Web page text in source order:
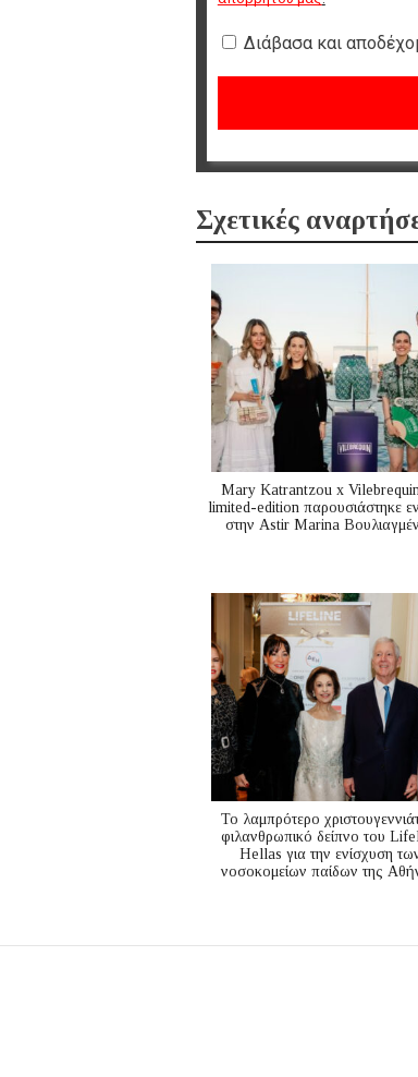
Διάβασα και
Σχετικές
Mary Katrantzou x
limited-edition παρουσιάστηκε
στην Astir Marina
Το λαμπρότερο
φιλανθρωπικό δείπνο του
Hellas για την ενίσχυση
νοσοκομείων παίδων της